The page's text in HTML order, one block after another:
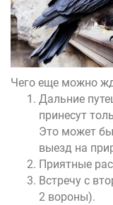
Чего еще можно
Дальние
принесут
Это может
выезд на
Приятные
Встречу с
2 вороны).